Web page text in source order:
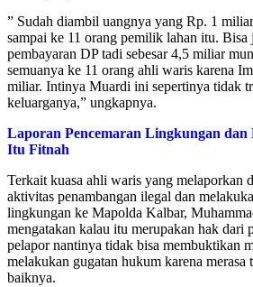
” Sudah diambil uangnya yang Rp. 1
sampai ke 11 orang pemilik lahan itu. Bisa
pembayaran DP tadi sebesar 4,5 miliar
semuanya ke 11 orang ahli waris karena
miliar. Intinya Muardi ini sepertinya tidak
keluarganya,” ungkapnya.
Laporan Pencemaran Lingkungan
Itu Fitnah
Terkait kuasa ahli waris yang melaporkan
aktivitas penambangan ilegal dan
lingkungan ke Mapolda Kalbar,
mengatakan kalau itu merupakan hak dari
pelapor nantinya tidak bisa membuktikan
melakukan gugatan hukum karena merasa
baiknya.